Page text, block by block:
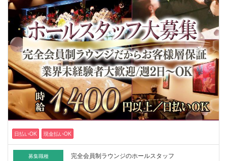
日払いOK 現金払いOK
募集職種 完全会員制ラウンジのホールスタッフ